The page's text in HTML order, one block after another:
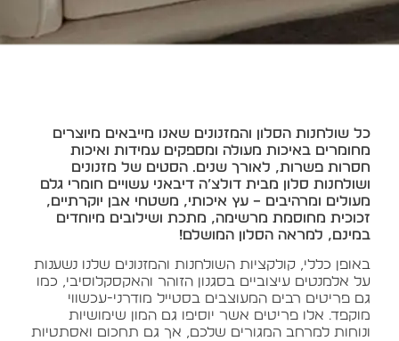
כל שולחנות הסלון והמזנונים שאנו מייבאים מיוצרים
מחומרים באיכות מעולה ומספקים עמידות ואיכות
חסרות פשרות, לאורך שנים. הסטים של מזנונים
ושולחנות סלון מבית דולצ’ה דיבאני עשויים חומרי גלם
מעולים ומרהיבים – עץ איכותי, משטחי אבן יוקרתיים,
זכוכית מחוסמת מרשימה, מתכת ושילובים מיוחדים
במינם, למראה הסלון המושלם!
באופן כללי, קולקציות השולחנות והמזנונים שלנו נשענות
על אלמנטים עיצוביים בסגנון הזוהר והאקסקלוסיבי, כמו
גם פריטים רבים המעוצבים בסטייל מודרני-עכשווי
מוקפד. אלו פריטים אשר יוסיפו גם המון שימושיות
ונוחות למרחב המגורים שלכם, אך גם תחכום ואסתטיות